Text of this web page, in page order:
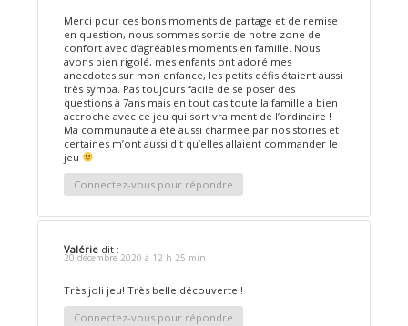
Merci pour ces bons moments de partage et de remise
en question, nous sommes sortie de notre zone de
confort avec d’agréables moments en famille. Nous
avons bien rigolé, mes enfants ont adoré mes
anecdotes sur mon enfance, les petits défis étaient aussi
très sympa. Pas toujours facile de se poser des
questions à 7ans mais en tout cas toute la famille a bien
accroche avec ce jeu qui sort vraiment de l’ordinaire !
Ma communauté a été aussi charmée par nos stories et
certaines m’ont aussi dit qu’elles allaient commander le
jeu
Connectez-vous pour répondre
Valérie dit :
20 décembre 2020 à 12 h 25 min
Très joli jeu! Très belle découverte !
Connectez-vous pour répondre